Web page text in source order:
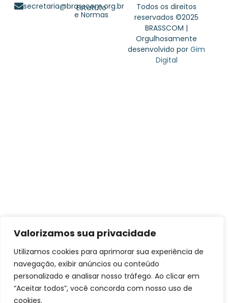
Valorizamos sua privacidade
Utilizamos cookies para aprimorar sua experiência de
navegação, exibir anúncios ou conteúdo
personalizado e analisar nosso tráfego. Ao clicar em
“Aceitar todos”, você concorda com nosso uso de
cookies.
Todos os direitos
reservados ©2025
BRASSCOM |
Orgulhosamente
desenvolvido porGim
Digital
secretaria@brasscom.org.br
Estatuto
e Normas